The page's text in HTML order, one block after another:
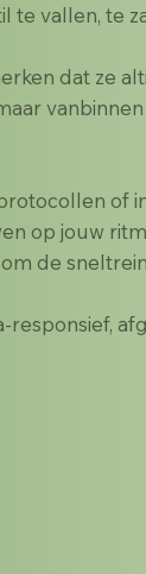
te vallen, te
dat ze
of
op jouw
de
responsief,